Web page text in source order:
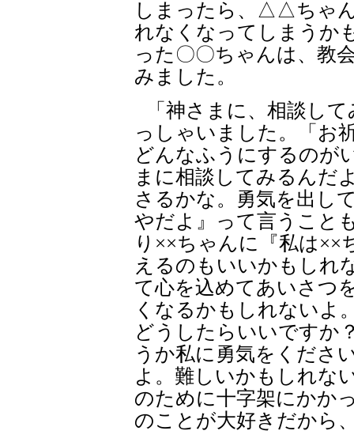
しまったら、△△ちゃ
れなくなってしまうか
った〇〇ちゃんは、教
みました。
「神さまに、相談し
っしゃいました。「お
どんなふうにするのが
まに相談してみるんだ
さるかな。勇気を出し
やだよ』って言うこと
り××ちゃんに『私は××
えるのもいいかもしれ
て心を込めてあいさつ
くなるかもしれないよ
どうしたらいいですか
うか私に勇気をくださ
よ。難しいかもしれな
のために十字架にかか
のことが大好きだから